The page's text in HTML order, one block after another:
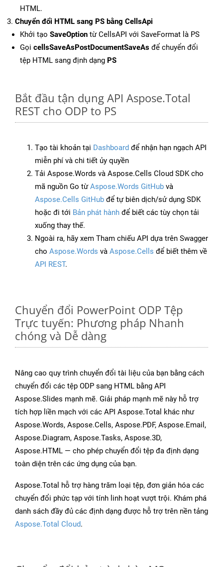
HTML.
Chuyển đổi HTML sang PS bằng CellsApi
Khởi tạo SaveOption từ CellsAPI với SaveFormat là PS
Gọi cellsSaveAsPostDocumentSaveAs để chuyển đổi
tệp HTML sang định dạng PS
Bắt đầu tận dụng API Aspose.Total
REST cho ODP to PS
Tạo tài khoản tại Dashboard để nhận hạn ngạch API
miễn phí và chi tiết ủy quyền
Tải Aspose.Words và Aspose.Cells Cloud SDK cho
mã nguồn Go từAspose.Words GitHub và
Aspose.Cells GitHub để tự biên dịch/sử dụng SDK
hoặc đi tới Bản phát hành để biết các tùy chọn tải
xuống thay thế.
Ngoài ra, hãy xem Tham chiếu API dựa trên Swagger
cho Aspose.Words và Aspose.Cells để biết thêm về
API REST.
Chuyển đổi PowerPoint ODP Tệp
Trực tuyến: Phương pháp Nhanh
chóng và Dễ dàng
Nâng cao quy trình chuyển đổi tài liệu của bạn bằng cách
chuyển đổi các tệp ODP sang HTML bằng API
Aspose.Slides mạnh mẽ. Giải pháp mạnh mẽ này hỗ trợ
tích hợp liền mạch với các API Aspose.Total khác như
Aspose.Words, Aspose.Cells, Aspose.PDF, Aspose.Email,
Aspose.Diagram, Aspose.Tasks, Aspose.3D,
Aspose.HTML — cho phép chuyển đổi tệp đa định dạng
toàn diện trên các ứng dụng của bạn.
Aspose.Total hỗ trợ hàng trăm loại tệp, đơn giản hóa các
chuyển đổi phức tạp với tính linh hoạt vượt trội. Khám phá
danh sách đầy đủ các định dạng được hỗ trợ trên nền tảng
Aspose.Total Cloud.